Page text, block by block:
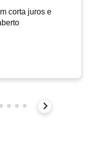
corta juros e